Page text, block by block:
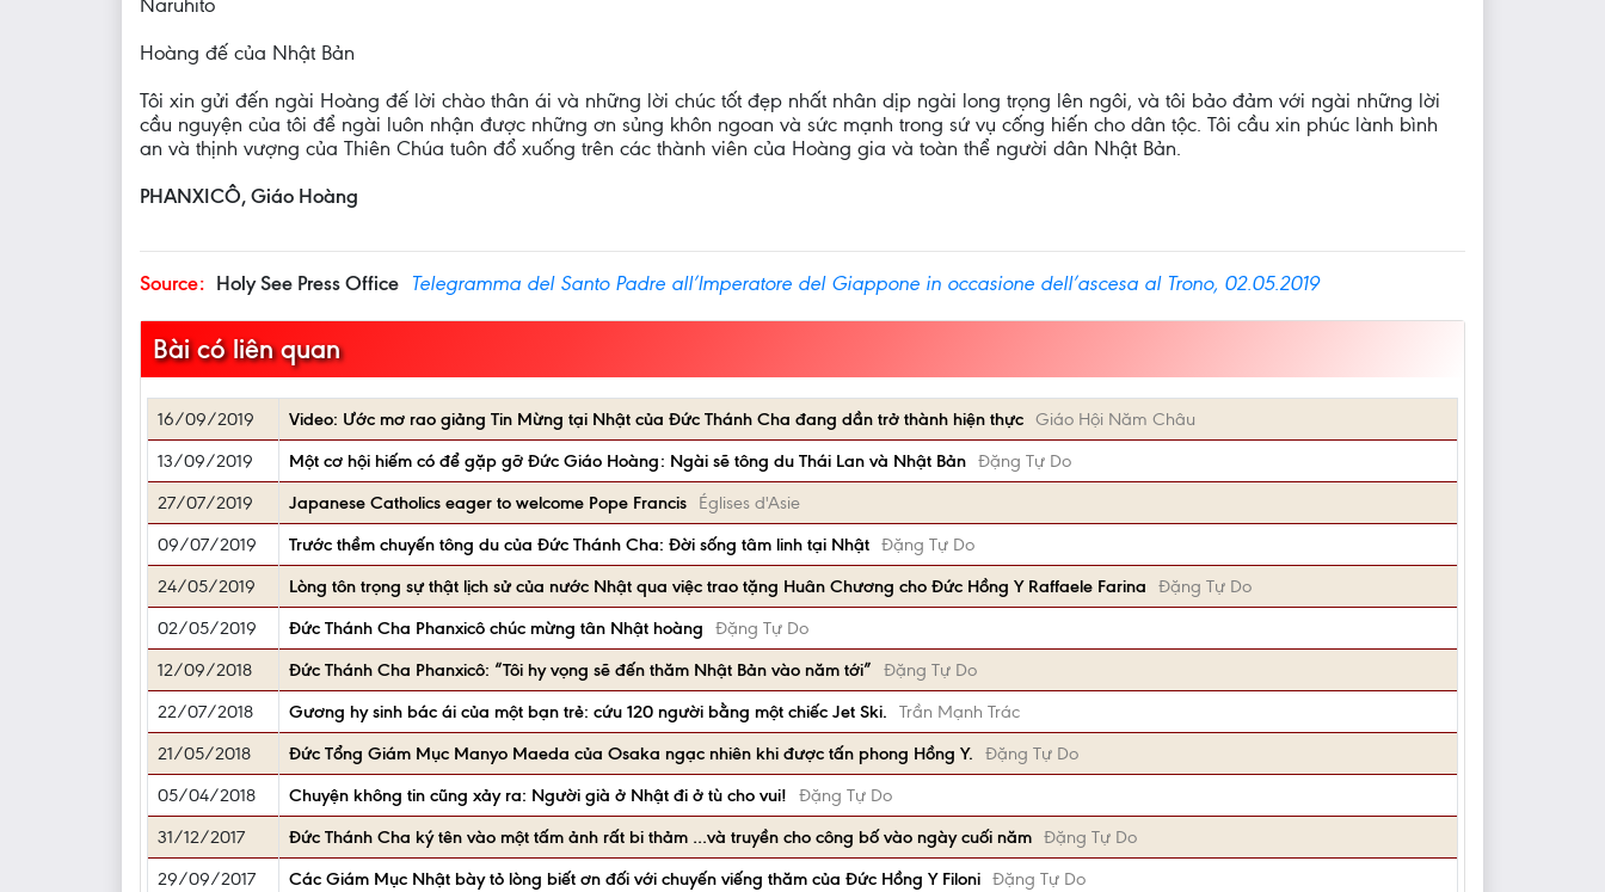
Naruhito
Hoàng đế của Nhật Bản
Tôi xin gửi đến ngài Hoàng đế lời chào thân ái và những lời chúc tốt đẹp nhất nhân dịp ngài long trọng lên ngôi, và tôi bảo đảm với ngài những lời
cầu nguyện của tôi để ngài luôn nhận được những ơn sủng khôn ngoan và sức mạnh trong sứ vụ cống hiến cho dân tộc. Tôi cầu xin phúc lành bình
an và thịnh vượng của Thiên Chúa tuôn đổ xuống trên các thành viên của Hoàng gia và toàn thể người dân Nhật Bản.
PHANXICÔ, Giáo Hoàng
Source: Holy See Press Office Telegramma del Santo Padre all’Imperatore del Giappone in occasione dell’ascesa al Trono, 02.05.2019
Bài có liên quan
16/09/2019 Video: Ước mơ rao giảng Tin Mừng tại Nhật của Đức Thánh Cha đang dần trở thành hiện thực Giáo Hội Năm Châu
13/09/2019
Một cơ hội hiếm có để gặp gỡ Đức Giáo Hoàng: Ngài sẽ tông du Thái Lan và Nhật Bản Đặng Tự Do
27/07/2019
Japanese Catholics eager to welcome Pope Francis
Églises d'Asie
09/07/2019
Trước thềm chuyến tông du của Đức Thánh Cha: Đời sống tâm linh tại Nhật Đặng Tự Do
24/05/2019
Lòng tôn trọng sự thật lịch sử của nước Nhật qua việc trao tặng Huân Chương cho Đức Hồng Y Raffaele Farina
Đặng Tự Do
02/05/2019
Đức Thánh Cha Phanxicô chúc mừng tân Nhật hoàng
Đặng Tự Do
12/09/2018
Đức Thánh Cha Phanxicô: “Tôi hy vọng sẽ đến thăm Nhật Bản vào năm tới”
Đặng Tự Do
22/07/2018
Gương hy sinh bác ái của một bạn trẻ: cứu 120 người bằng một chiếc Jet Ski.
Trần Mạnh Trác
21/05/2018
Đức Tổng Giám Mục Manyo Maeda của Osaka ngạc nhiên khi được tấn phong Hồng Y.
Đặng Tự Do
05/04/2018
Chuyện không tin cũng xảy ra: Người già ở Nhật đi ở tù cho vui!
Đặng Tự Do
31/12/2017
Đức Thánh Cha ký tên vào một tấm ảnh rất bi thảm …và truyền cho công bố vào ngày cuối năm Đặng Tự Do
29/09/2017
Các Giám Mục Nhật bày tỏ lòng biết ơn đối với chuyến viếng thăm của Đức Hồng Y Filoni Đặng Tự Do